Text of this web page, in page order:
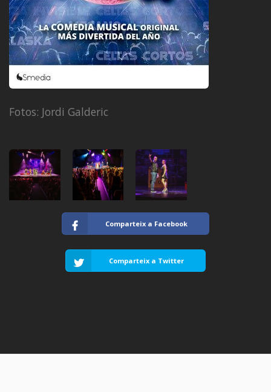
Fotos: Jordi Galderic
Comparteix a Facebook
Comparteix a Twitter